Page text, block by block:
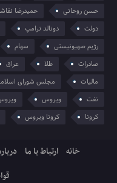
حسن روحانی
حمیدرضا
دولت
دونالد ترامپ
رژیم صهیونیستی
سهام
صادرات
طلا عراق
مالیات
مجلس شورای
نفت
ویروس
کرونا
کرونا ویروس
خانه ارتباط با ما